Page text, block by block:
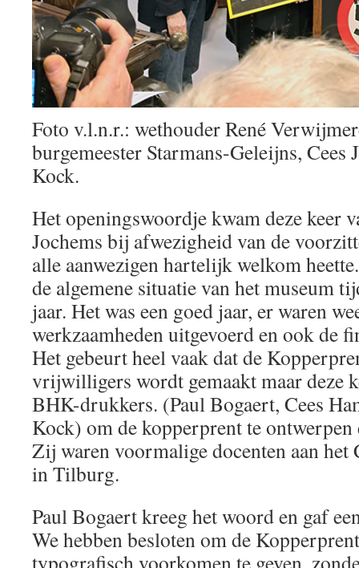
Foto v.l.n.r.: wethouder René
burgemeester Starmans-Geleijns, Cees
Kock.
Het openingswoordje kwam deze keer
Jochems bij afwezigheid van de
alle aanwezigen hartelijk welkom
de algemene situatie van het museum
jaar. Het was een goed jaar, er waren
werkzaamheden uitgevoerd en ook de
Het gebeurt heel vaak dat de
vrijwilligers wordt gemaakt maar deze
BHK-drukkers. (Paul Bogaert, Cees
Kock) om de kopperprent te
Zij waren voormalige docenten aan het
in Tilburg.
Paul Bogaert kreeg het woord en gaf
We hebben besloten om de
typografisch voorkomen te geven,